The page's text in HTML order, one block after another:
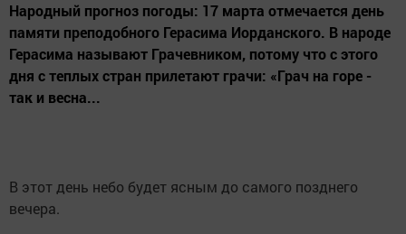
Народный прогноз погоды: 17 марта отмечается день
памяти преподобного Герасима Иорданского. В народе
Герасима называют Грачевником, потому что с этого
дня с теплых стран прилетают грачи: «Грач на горе -
так и весна...
В этот день небо будет ясным до самого позднего
вечера.